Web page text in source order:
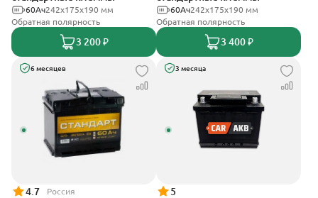
242х175х190 мм
60Ач
Обратная полярность
3 200 ₽
242х175х190 мм
60Ач
Обратная полярность
3 400 ₽
6 месяцев
4.7 Россия
3 месяца
5